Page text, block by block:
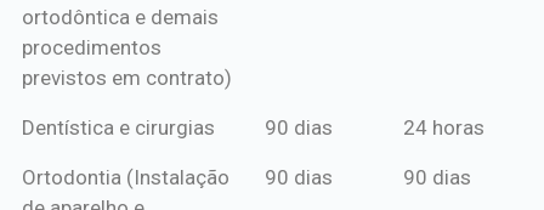
ortodôntica e demais
procedimentos
previstos em contrato)
Dentística e cirurgias 90 dias 24 horas
Ortodontia (Instalação
90 dias 90 dias